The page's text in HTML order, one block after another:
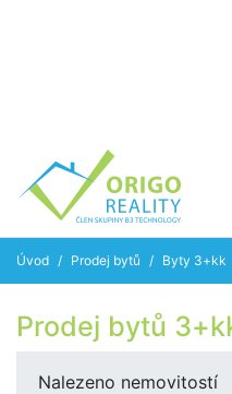
Úvod Prodej bytů Byty 3+kk
Prodej bytů
Nalezeno nemovitostí